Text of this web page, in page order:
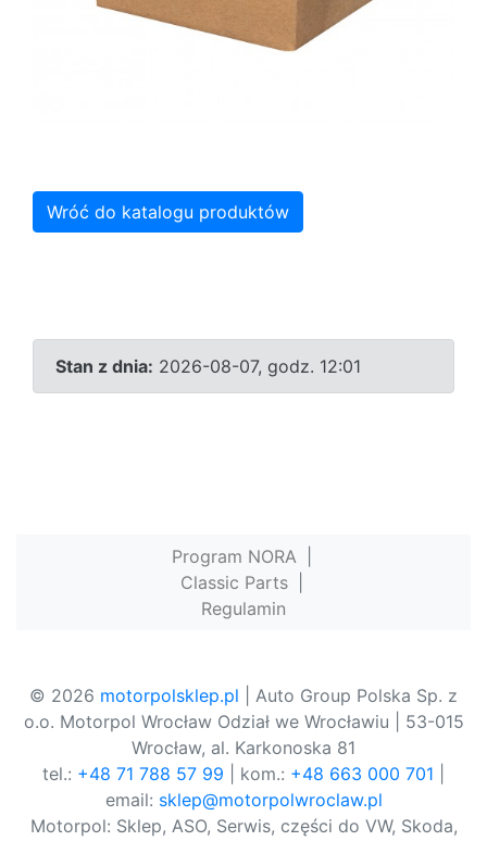
Wróć do katalogu produktów
Stan z dnia: 2026-08-07, godz. 12:01
Program NORA
Classic Parts
Regulamin
© 2026 motorpolsklep.pl | Auto Group Polska Sp. z
o.o. Motorpol Wrocław Odział we Wrocławiu | 53-015
Wrocław, al. Karkonoska 81
tel.: +48 71 788 57 99 | kom.: +48 663 000 701
email: sklep@motorpolwroclaw.pl
Motorpol: Sklep, ASO, Serwis, części do VW, Skoda,